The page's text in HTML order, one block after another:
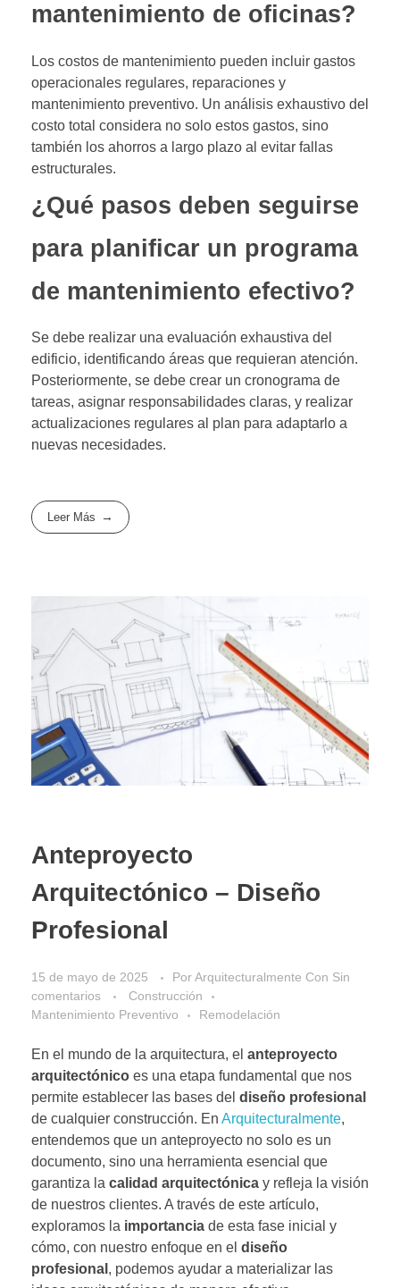
mantenimiento de oficinas?
Los costos de mantenimiento pueden incluir gastos
operacionales regulares, reparaciones y
mantenimiento preventivo. Un análisis exhaustivo del
costo total considera no solo estos gastos, sino
también los ahorros a largo plazo al evitar fallas
estructurales.
¿Qué pasos deben seguirse
para planificar un programa
de mantenimiento efectivo?
Se debe realizar una evaluación exhaustiva del
edificio, identificando áreas que requieran atención.
Posteriormente, se debe crear un cronograma de
tareas, asignar responsabilidades claras, y realizar
actualizaciones regulares al plan para adaptarlo a
nuevas necesidades.
Leer Más
Anteproyecto
Arquitectónico – Diseño
Profesional
15 de mayo de 2025 PorArquitecturalmente Con Sin
comentarios
Construcción
Mantenimiento Preventivo
Remodelación
En el mundo de la arquitectura, el anteproyecto
arquitectónico es una etapa fundamental que nos
permite establecer las bases del diseño profesional
de cualquier construcción. En Arquitecturalmente,
entendemos que un anteproyecto no solo es un
documento, sino una herramienta esencial que
garantiza la calidad arquitectónica y refleja la visión
de nuestros clientes. A través de este artículo,
exploramos la importancia de esta fase inicial y
cómo, con nuestro enfoque en el diseño
profesional , podemos ayudar a materializar las